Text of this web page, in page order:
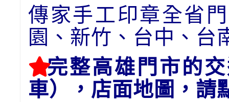
傳家手工印章全省
園、新竹、台中、台
完整高雄門市的
車），店面地圖，請